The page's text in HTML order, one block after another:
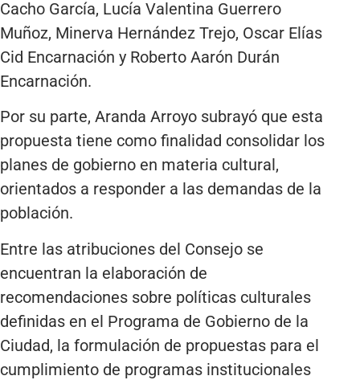
Cacho García, Lucía Valentina Guerrero
Muñoz, Minerva Hernández Trejo, Oscar Elías
Cid Encarnación y Roberto Aarón Durán
Encarnación.
Por su parte, Aranda Arroyo subrayó que esta
propuesta tiene como finalidad consolidar los
planes de gobierno en materia cultural,
orientados a responder a las demandas de la
población.
Entre las atribuciones del Consejo se
encuentran la elaboración de
recomendaciones sobre políticas culturales
definidas en el Programa de Gobierno de la
Ciudad, la formulación de propuestas para el
cumplimiento de programas institucionales